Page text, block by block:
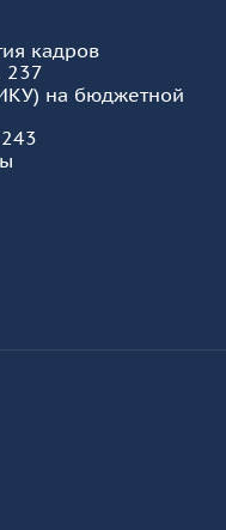
кадров
237
на бюджетной
Telegram